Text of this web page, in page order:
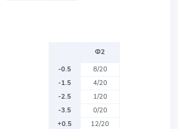
Ф2
-0.5
8/20
-1.5
4/20
-2.5
1/20
-3.5
0/20
+0.5
12/20